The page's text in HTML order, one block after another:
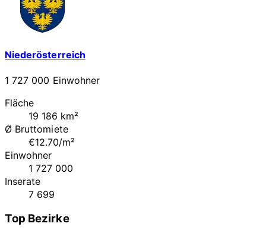
Niederösterreich
1 727 000 Einwohner
Fläche
19 186 km²
Ø Bruttomiete
€12.70/m²
Einwohner
1 727 000
Inserate
7 699
Top Bezirke